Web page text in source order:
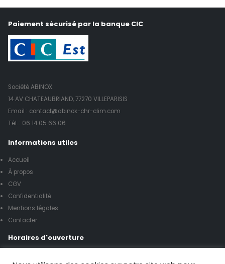
Paiement sécurisé par la banque CIC
Société ABINOX
14 AV CHATEAUBRIAND, 77270 VILLEPARISIS
Email : contact@abinox-chr-clim.com
Tél. : 06 14 05 66 06
Informations utiles
Accueil
À propos
CGV
Confidentialité
Mentions légales
Contacter
Horaires d'ouverture